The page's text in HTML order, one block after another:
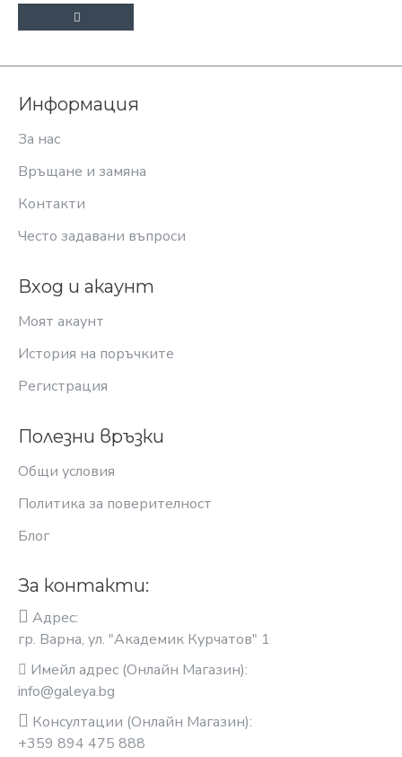
Информация
За нас
Връщане и замяна
Контакти
Често задавани въпроси
Вход и акаунт
Моят акаунт
История на поръчките
Регистрация
Полезни връзки
Общи условия
Политика за поверителност
Блог
За контакти:
Адрес:
гр. Варна, ул. "Академик Курчатов" 1
Имейл адрес (Онлайн Магазин):
info@galeya.bg
Консултации (Онлайн Магазин):
+359 894 475 888